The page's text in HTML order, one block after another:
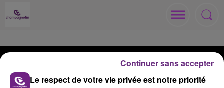
Le respect de votre vie privée est notre priorité
Continuer sans accepter